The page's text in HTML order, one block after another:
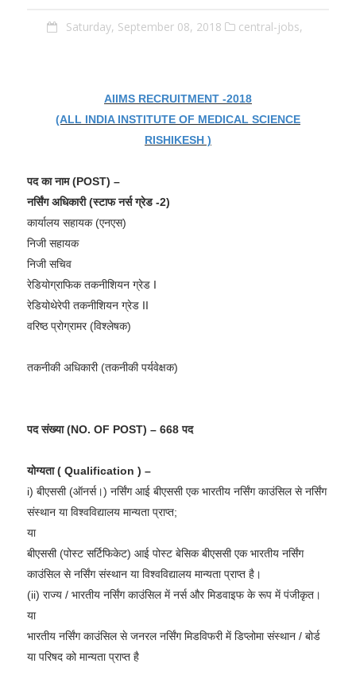
Saturday, September 08, 2018 central-jobs,
AIIMS RECRUITMENT -2018
(ALL INDIA INSTITUTE OF MEDICAL SCIENCE
RISHIKESH )
पद का नाम (POST) –
नर्सिंग अधिकारी (स्टाफ नर्स ग्रेड -2)
कार्यालय सहायक (एनएस)
निजी सहायक
निजी सचिव
रेडियोग्राफिक तकनीशियन ग्रेड I
रेडियोथेरेपी तकनीशियन ग्रेड II
वरिष्ठ प्रोग्रामर (विश्लेषक)
तकनीकी अधिकारी (तकनीकी पर्यवेक्षक)
पद संख्या (NO. OF POST) – 668 पद
योग्यता ( Qualification ) –
i) बीएससी (ऑनर्स।) नर्सिंग आई बीएससी एक भारतीय नर्सिंग काउंसिल से नर्सिंग
संस्थान या विश्वविद्यालय मान्यता प्राप्त;
या
बीएससी (पोस्ट सर्टिफिकेट) आई पोस्ट बेसिक बीएससी एक भारतीय नर्सिंग
काउंसिल से नर्सिंग संस्थान या विश्वविद्यालय मान्यता प्राप्त है।
(ii) राज्य / भारतीय नर्सिंग काउंसिल में नर्स और मिडवाइफ के रूप में पंजीकृत।
या
भारतीय नर्सिंग काउंसिल से जनरल नर्सिंग मिडविफरी में डिप्लोमा संस्थान / बोर्ड
या परिषद को मान्यता प्राप्त है